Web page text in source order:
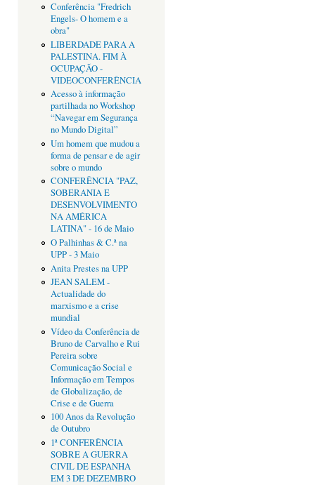
Conferência "Fredrich
Engels- O homem e a
obra"
LIBERDADE PARA A
PALESTINA. FIM À
OCUPAÇÃO -
VIDEOCONFERÊNCIA
Acesso à informação
partilhada no Workshop
“Navegar em Segurança
no Mundo Digital”
Um homem que mudou a
forma de pensar e de agir
sobre o mundo
CONFERÊNCIA "PAZ,
SOBERANIA E
DESENVOLVIMENTO
NA AMÉRICA
LATINA" - 16 de Maio
O Palhinhas & C.ª na
UPP - 3 Maio
Anita Prestes na UPP
JEAN SALEM -
Actualidade do
marxismo e a crise
mundial
Vídeo da Conferência de
Bruno de Carvalho e Rui
Pereira sobre
Comunicação Social e
Informação em Tempos
de Globalização, de
Crise e de Guerra
100 Anos da Revolução
de Outubro
1ª CONFERÊNCIA
SOBRE A GUERRA
CIVIL DE ESPANHA
EM 3 DE DEZEMBRO